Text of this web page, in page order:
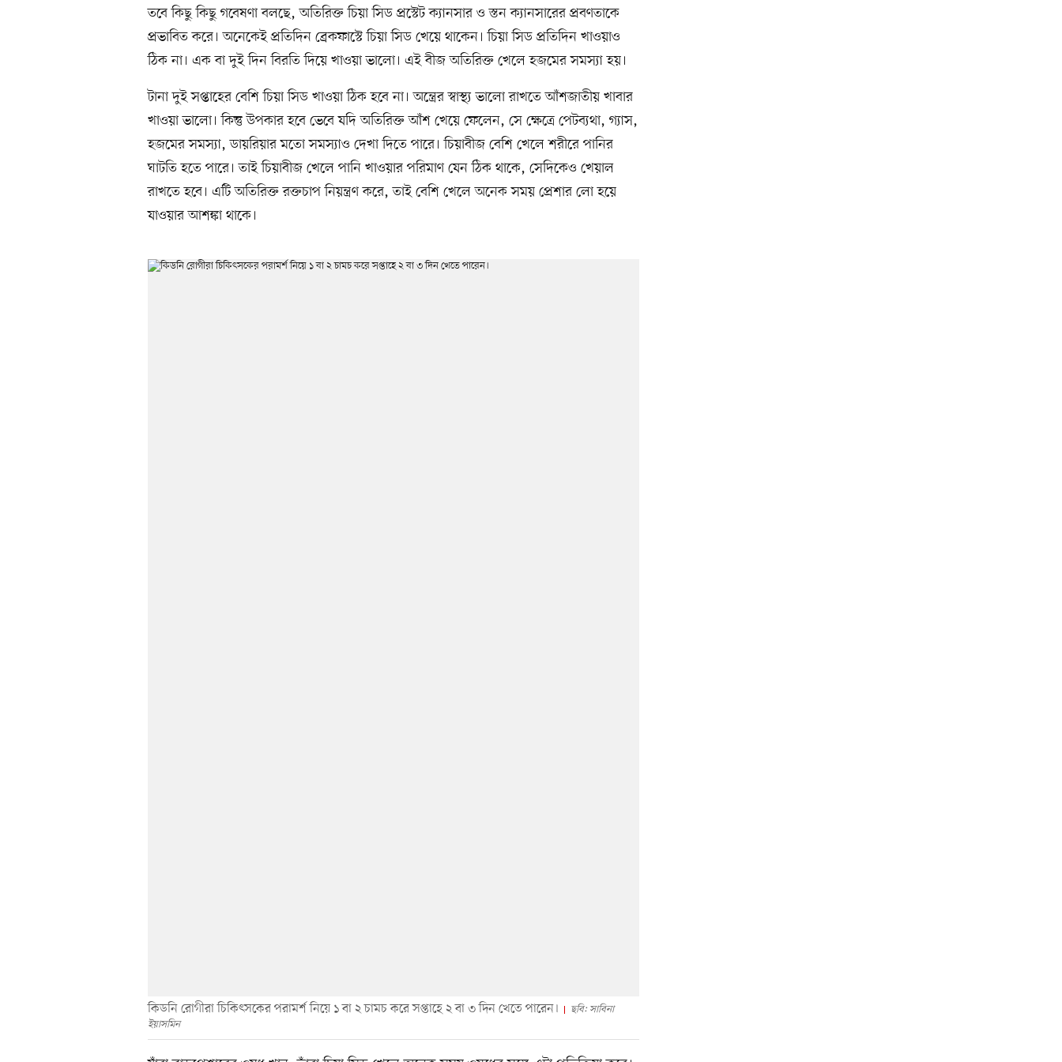
তবে কিছু কিছু গবেষণা বলছে, অতিরিক্ত চিয়া সিড প্রস্টেট ক্যানসার ও স্তন ক্যানসারের প্রবণতাকে
প্রভাবিত করে। অনেকেই প্রতিদিন ব্রেকফাস্টে চিয়া সিড খেয়ে থাকেন। চিয়া সিড প্রতিদিন খাওয়াও
ঠিক না। এক বা দুই দিন বিরতি দিয়ে খাওয়া ভালো। এই বীজ অতিরিক্ত খেলে হজমের সমস্যা হয়।
টানা দুই সপ্তাহের বেশি চিয়া সিড খাওয়া ঠিক হবে না। অন্ত্রের স্বাস্থ্য ভালো রাখতে আঁশজাতীয় খাবার
খাওয়া ভালো। কিন্তু উপকার হবে ভেবে যদি অতিরিক্ত আঁশ খেয়ে ফেলেন, সে ক্ষেত্রে পেটব্যথা, গ্যাস,
হজমের সমস্যা, ডায়রিয়ার মতো সমস্যাও দেখা দিতে পারে। চিয়াবীজ বেশি খেলে শরীরে পানির
ঘাটতি হতে পারে। তাই চিয়াবীজ খেলে পানি খাওয়ার পরিমাণ যেন ঠিক থাকে, সেদিকেও খেয়াল
রাখতে হবে। এটি অতিরিক্ত রক্তচাপ নিয়ন্ত্রণ করে, তাই বেশি খেলে অনেক সময় প্রেশার লো হয়ে
যাওয়ার আশঙ্কা থাকে।
কিডনি রোগীরা চিকিৎসকের পরামর্শ নিয়ে ১ বা ২ চামচ করে সপ্তাহে ২ বা ৩ দিন খেতে পারেন।
ছবি: সাবিনা
ইয়াসমিন